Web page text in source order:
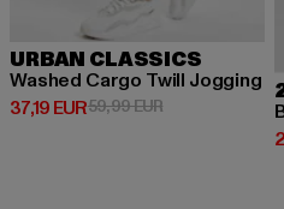
URBAN CLASSICS
Washed Cargo Twill Jogging
37,19 EUR
Derzeitiger Preis: 37,19 EUR
59,99 EURAktionspreis: